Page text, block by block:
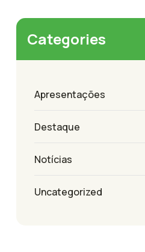
Categories
Apresentações
Destaque
Notícias
Uncategorized